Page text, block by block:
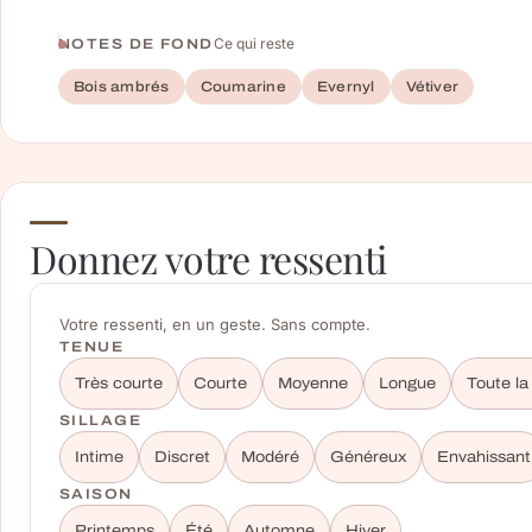
NOTES DE FONDCe qui reste
Bois ambrés Coumarine Evernyl Vétiver
Donnez votre ressenti
Votre ressenti, en un geste. Sans compte.
TENUE
Très courte Courte Moyenne Longue Toute
SILLAGE
Intime Discret Modéré Généreux Envahissant
SAISON